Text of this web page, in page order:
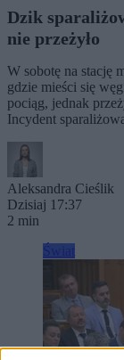
Dzik
nie przeżyło
W sobotę na stację
gdzie mieści się
pociąg, jednak
Incydent
Aleksandra Cieślik
Dzisiaj 17:37
2 min